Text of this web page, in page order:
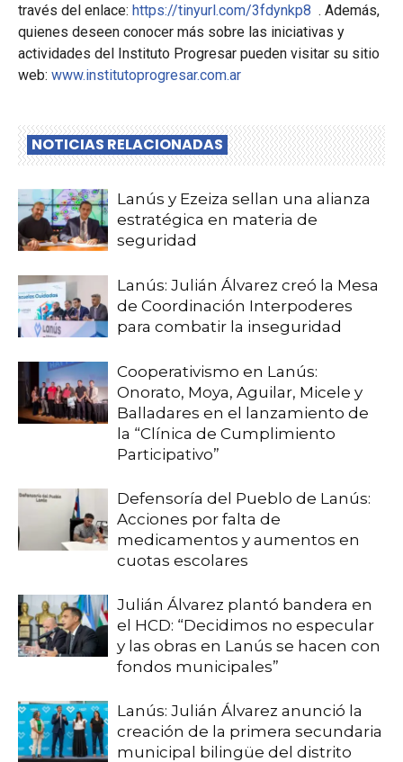
través del enlace: https://tinyurl.com/3fdynkp8 . Además,
quienes deseen conocer más sobre las iniciativas y
actividades del Instituto Progresar pueden visitar su sitio
web: www.institutoprogresar.com.ar
NOTICIAS RELACIONADAS
Lanús y Ezeiza sellan una alianza
estratégica en materia de
seguridad
Lanús: Julián Álvarez creó la Mesa
de Coordinación Interpoderes
para combatir la inseguridad
Cooperativismo en Lanús:
Onorato, Moya, Aguilar, Micele y
Balladares en el lanzamiento de
la “Clínica de Cumplimiento
Participativo”
Defensoría del Pueblo de Lanús:
Acciones por falta de
medicamentos y aumentos en
cuotas escolares
Julián Álvarez plantó bandera en
el HCD: “Decidimos no especular
y las obras en Lanús se hacen con
fondos municipales”
Lanús: Julián Álvarez anunció la
creación de la primera secundaria
municipal bilingüe del distrito